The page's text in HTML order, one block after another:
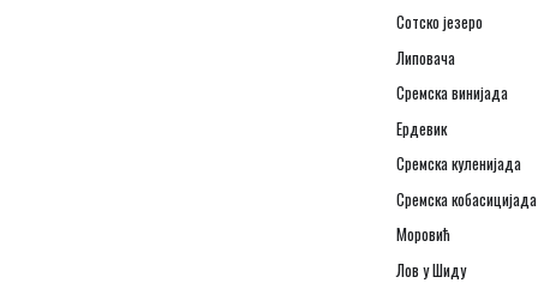
Сотско језеро
Липовача
Сремска винијада
Ердевик
Сремска куленијада
Сремска кобасицијада
Моровић
Лов у Шиду